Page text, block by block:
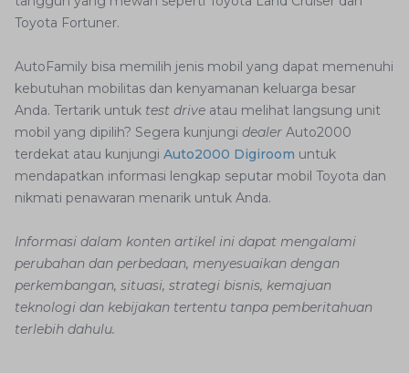
Toyota Fortuner.
AutoFamily bisa memilih jenis mobil yang dapat memenuhi
kebutuhan mobilitas dan kenyamanan keluarga besar
Anda. Tertarik untuk test drive atau melihat langsung unit
mobil yang dipilih? Segera kunjungi dealer Auto2000
terdekat atau kunjungi Auto2000 Digiroom untuk
mendapatkan informasi lengkap seputar mobil Toyota dan
nikmati penawaran menarik untuk Anda.
Informasi dalam konten artikel ini dapat mengalami
perubahan dan perbedaan, menyesuaikan dengan
perkembangan, situasi, strategi bisnis, kemajuan
teknologi dan kebijakan tertentu tanpa pemberitahuan
terlebih dahulu.